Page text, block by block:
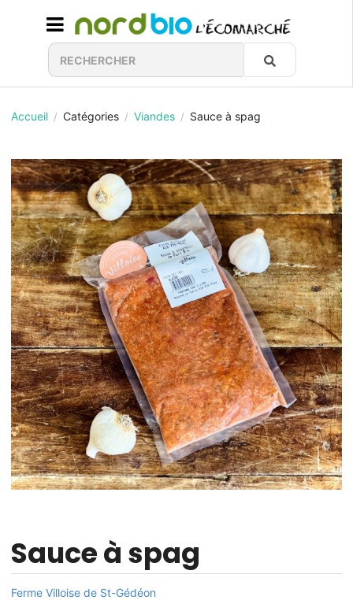
Accueil / Catégories / Viandes / Sauce à spag
Sauce à spag
Ferme Villoise de St-Gédéon